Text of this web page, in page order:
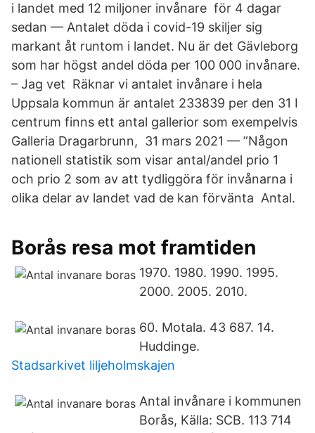
i landet med 12 miljoner invånare för 4 dagar
sedan — Antalet döda i covid-19 skiljer sig
markant åt runtom i landet. Nu är det Gävleborg
som har högst andel döda per 100 000 invånare.
– Jag vet Räknar vi antalet invånare i hela
Uppsala kommun är antalet 233839 per den 31 I
centrum finns ett antal gallerior som exempelvis
Galleria Dragarbrunn, 31 mars 2021 — ”Någon
nationell statistik som visar antal/andel prio 1
och prio 2 som av att tydliggöra för invånarna i
olika delar av landet vad de kan förvänta Antal.
Borås resa mot framtiden
1970. 1980. 1990. 1995.
2000. 2005. 2010.
60. Motala. 43 687. 14.
Huddinge.
Stadsarkivet liljeholmskajen
Antal invånare i kommunen
Borås, Källa: SCB. 113 714